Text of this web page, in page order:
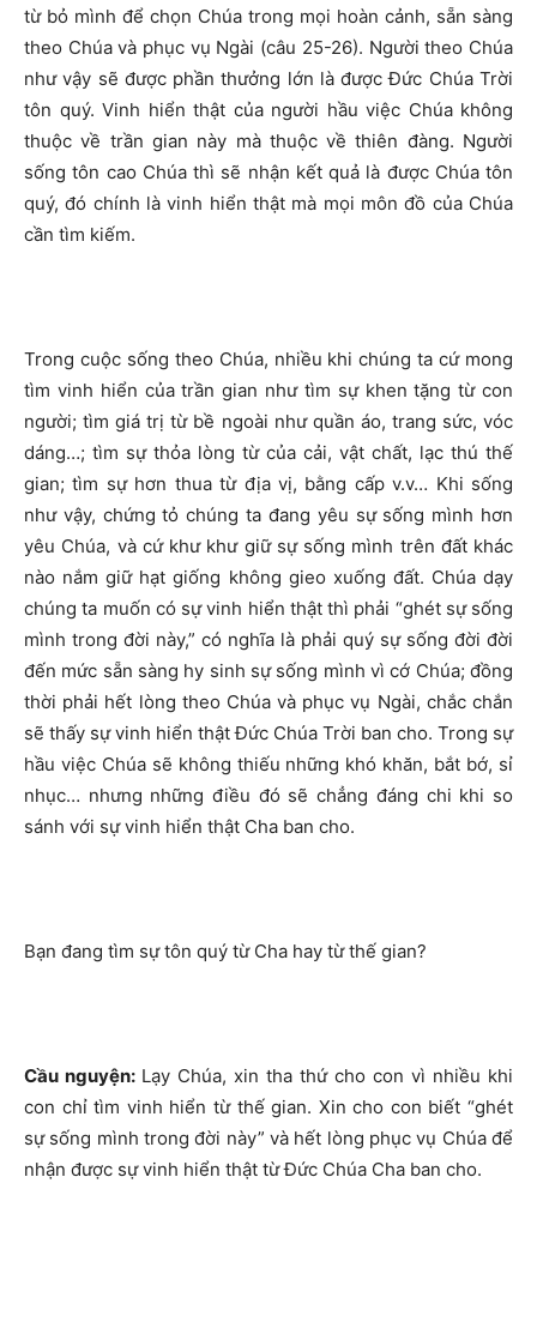
từ bỏ mình để chọn Chúa trong mọi hoàn cảnh, sẵn sàng
theo Chúa và phục vụ Ngài (câu 25-26). Người theo Chúa
như vậy sẽ được phần thưởng lớn là được Đức Chúa Trời
tôn quý. Vinh hiển thật của người hầu việc Chúa không
thuộc về trần gian này mà thuộc về thiên đàng. Người
sống tôn cao Chúa thì sẽ nhận kết quả là được Chúa tôn
quý, đó chính là vinh hiển thật mà mọi môn đồ của Chúa
cần tìm kiếm.
Trong cuộc sống theo Chúa, nhiều khi chúng ta cứ mong
tìm vinh hiển của trần gian như tìm sự khen tặng từ con
người; tìm giá trị từ bề ngoài như quần áo, trang sức, vóc
dáng…; tìm sự thỏa lòng từ của cải, vật chất, lạc thú thế
gian; tìm sự hơn thua từ địa vị, bằng cấp v.v… Khi sống
như vậy, chứng tỏ chúng ta đang yêu sự sống mình hơn
yêu Chúa, và cứ khư khư giữ sự sống mình trên đất khác
nào nắm giữ hạt giống không gieo xuống đất. Chúa dạy
chúng ta muốn có sự vinh hiển thật thì phải “ghét sự sống
mình trong đời này,” có nghĩa là phải quý sự sống đời đời
đến mức sẵn sàng hy sinh sự sống mình vì cớ Chúa; đồng
thời phải hết lòng theo Chúa và phục vụ Ngài, chắc chắn
sẽ thấy sự vinh hiển thật Đức Chúa Trời ban cho. Trong sự
hầu việc Chúa sẽ không thiếu những khó khăn, bắt bớ, sỉ
nhục… nhưng những điều đó sẽ chẳng đáng chi khi so
sánh với sự vinh hiển thật Cha ban cho.
Bạn đang tìm sự tôn quý từ Cha hay từ thế gian?
Cầu nguyện: Lạy Chúa, xin tha thứ cho con vì nhiều khi
con chỉ tìm vinh hiển từ thế gian. Xin cho con biết “ghét
sự sống mình trong đời này” và hết lòng phục vụ Chúa để
nhận được sự vinh hiển thật từ Đức Chúa Cha ban cho.